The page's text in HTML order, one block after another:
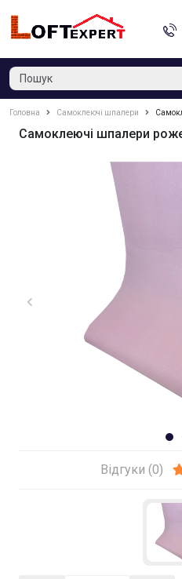
Головна Самоклеючі шпалери
Самоклеючі шпалери
Відгуки (0)